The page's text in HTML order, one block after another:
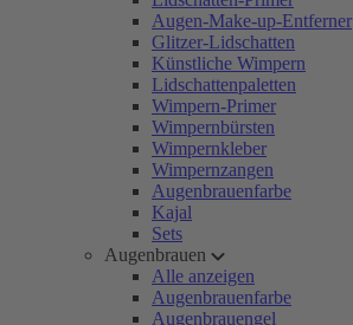
Augen-Make-up-Entferner
Glitzer-Lidschatten
Künstliche Wimpern
Lidschattenpaletten
Wimpern-Primer
Wimpernbürsten
Wimpernkleber
Wimpernzangen
Augenbrauenfarbe
Kajal
Sets
Augenbrauen
Alle anzeigen
Augenbrauenfarbe
Augenbrauengel